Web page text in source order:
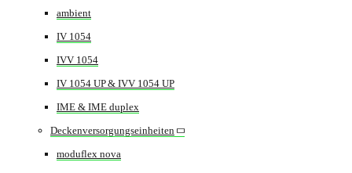
ambient
IV 1054
IVV 1054
IV 1054 UP & IVV 1054 UP
IME & IME duplex
Deckenversorgungseinheiten
moduflex nova